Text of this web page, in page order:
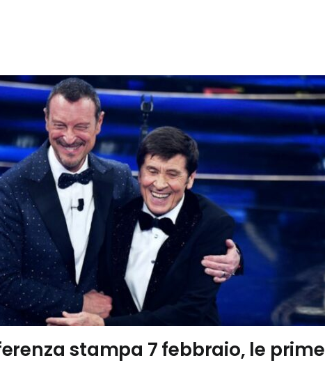
stampa 7 febbraio, le prime